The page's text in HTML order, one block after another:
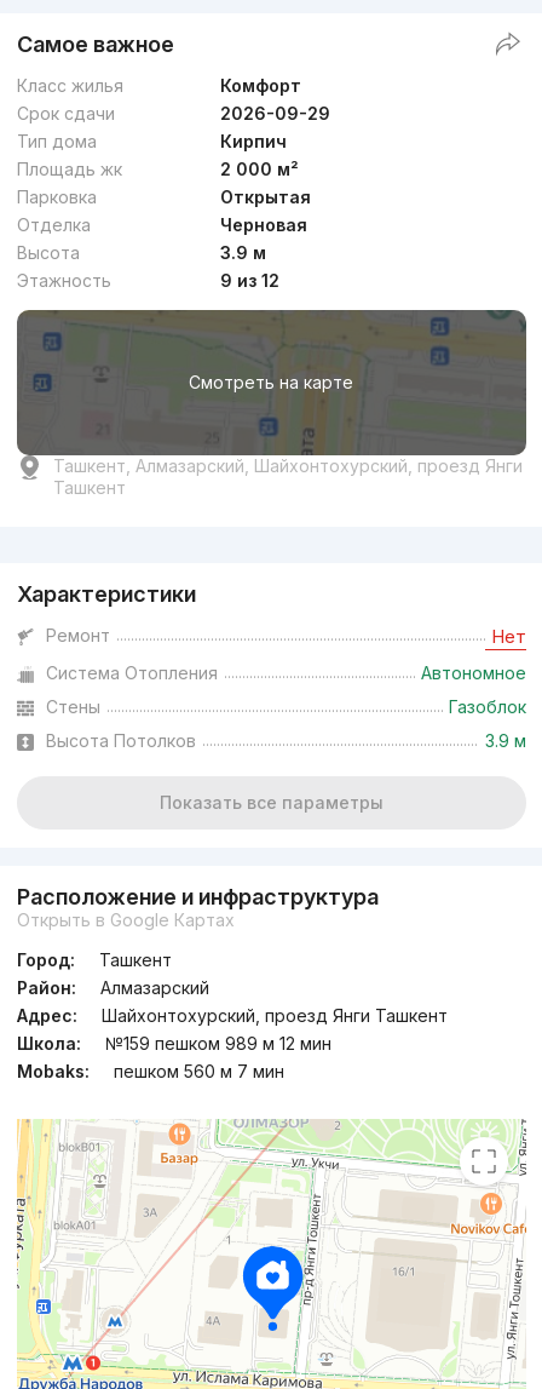
Самое важное
Класс жилья
Комфорт
Срок сдачи
2026-09-29
Тип дома
Кирпич
Площадь жк
2 000 м²
Парковка
Открытая
Отделка
Черновая
Высота
3.9 м
Этажность
9 из 12
Смотреть на карте
Ташкент, Алмазарский, Шайхонтохурский, проезд Янги
Ташкент
Характеристики
Ремонт Нет
Система Отопления
Автономное
Стены
Газоблок
Высота Потолков
3.9 м
Показать все параметры
Расположение и инфраструктура
Открыть в Google Картах
Город:
Ташкент
Район:
Алмазарский
Адрес:
Шайхонтохурский, проезд Янги Ташкент
Школа:
№159 пешком 989 м 12 мин
Mobaks:
пешком 560 м 7 мин